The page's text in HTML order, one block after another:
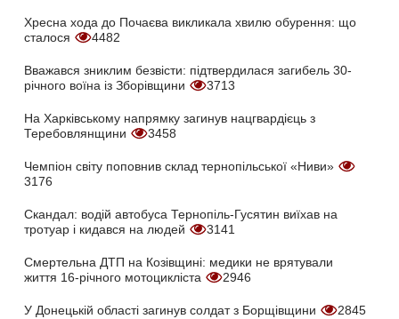
Хресна хода до Почаєва викликала хвилю обурення: що
сталося
4482
Вважався зниклим безвісти: підтвердилася загибель 30-
річного воїна із Зборівщини
3713
На Харківському напрямку загинув нацгвардієць з
Теребовлянщини
3458
Чемпіон світу поповнив склад тернопільської «Ниви»
3176
Скандал: водій автобуса Тернопіль-Гусятин виїхав на
тротуар і кидався на людей
3141
Смертельна ДТП на Козівщині: медики не врятували
життя 16-річного мотоцикліста
2946
У Донецькій області загинув солдат з Борщівщини 2845